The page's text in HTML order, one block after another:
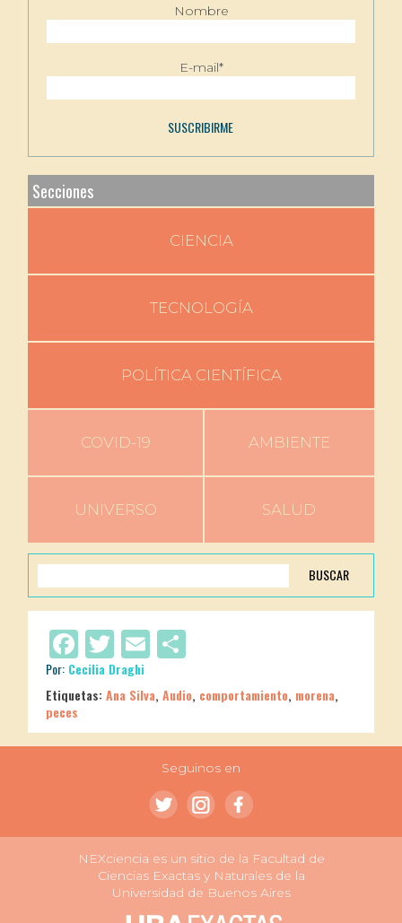
Nombre
E-mail*
Secciones
CIENCIA
TECNOLOGÍA
POLÍTICA CIENTÍFICA
COVID-19 AMBIENTE
UNIVERSO SALUD
BUSCAR
Facebook
Twitter
Email
Por: Cecilia Draghi
Etiquetas:Ana Silva,Audio, comportamiento, morena,
peces
Seguinos en
NEXciencia es un sitio de la Facultad de
Ciencias Exactas y Naturales de la
Universidad de Buenos Aires